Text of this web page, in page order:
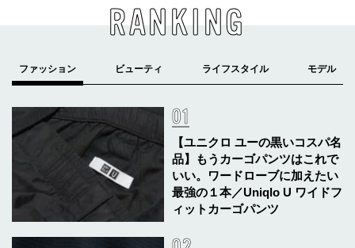
RANKING
【ユニクロ ユーの黒いコスパ名
品】もうカーゴパンツはこれで
いい。ワードローブに加えたい
最強の１本／Uniqlo U ワイドフ
ィットカーゴパンツ